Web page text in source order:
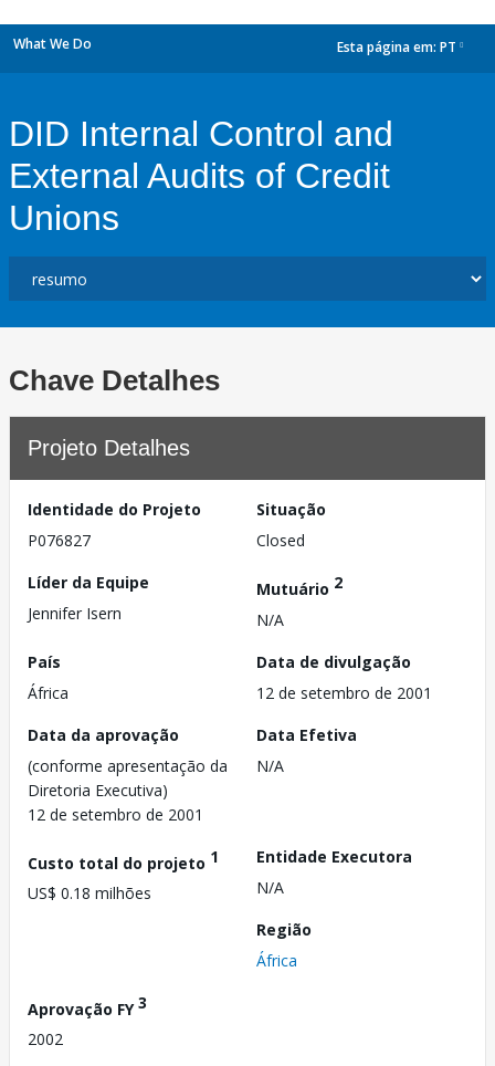
What We Do Esta página em: PT
DID Internal Control and
External Audits of Credit
Unions
Chave Detalhes
Projeto Detalhes
Identidade do Projeto
P076827
Situação
Closed
Líder da Equipe
Jennifer Isern
Mutuário 2
N/A
País
África
Data de divulgação
12 de setembro de 2001
Data da aprovação
(conforme apresentação da
Diretoria Executiva)
12 de setembro de 2001
Data Efetiva
N/A
Custo total do projeto 1
US$ 0.18 milhões
Entidade Executora
N/A
Região
África
Aprovação FY3
2002